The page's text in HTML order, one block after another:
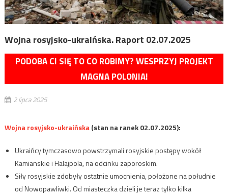
Wojna rosyjsko-ukraińska. Raport 02.07.2025
PODOBA CI SIĘ TO CO ROBIMY? WESPRZYJ PROJEKT
MAGNA POLONIA!
2 lipca 2025
Wojna rosyjsko-ukraińska(stan na ranek 02.07.2025):
Ukraińcy tymczasowo powstrzymali rosyjskie postępy wokół
Kamianskie i Halajpola, na odcinku zaporoskim.
Siły rosyjskie zdobyły ostatnie umocnienia, położone na południe
od Nowopawliwki. Od miasteczka dzieli je teraz tylko kilka